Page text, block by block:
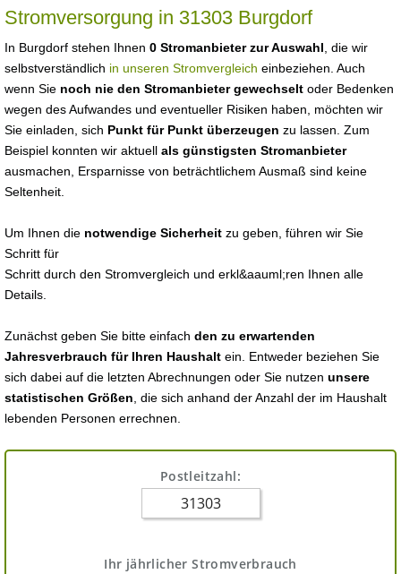
Stromversorgung in 31303 Burgdorf
In Burgdorf stehen Ihnen 0 Stromanbieter zur Auswahl , die wir
selbstverständlich in unseren Stromvergleich einbeziehen. Auch
wenn Sie noch nie den Stromanbieter gewechselt oder Bedenken
wegen des Aufwandes und eventueller Risiken haben, möchten wir
Sie einladen, sich Punkt für Punkt überzeugen zu lassen. Zum
Beispiel konnten wir aktuell als günstigsten Stromanbieter
ausmachen, Ersparnisse von beträchtlichem Ausmaß sind keine
Seltenheit.
Um Ihnen die notwendige Sicherheit zu geben, führen wir Sie
Schritt für
Schritt durch den Stromvergleich und erkl&aauml;ren Ihnen alle
Details.
Zunächst geben Sie bitte einfach den zu erwartenden
Jahresverbrauch für Ihren Haushalt ein. Entweder beziehen Sie
sich dabei auf die letzten Abrechnungen oder Sie nutzen unsere
statistischen Größen , die sich anhand der Anzahl der im Haushalt
lebenden Personen errechnen.
Postleitzahl:
Ihr jährlicher Stromverbrauch